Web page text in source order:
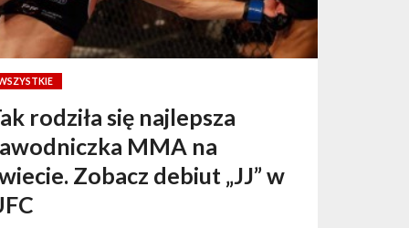
rodziła się najlepsza
MMA na
Zobacz debiut „JJ” w